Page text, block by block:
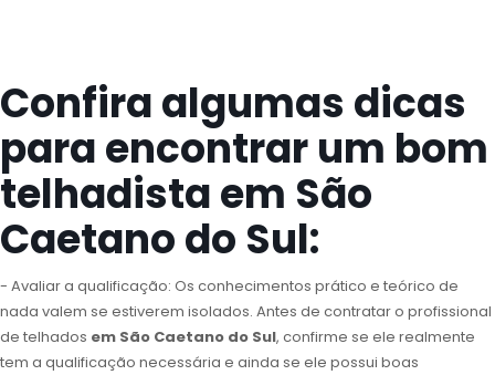
Confira algumas dicas
para encontrar um bom
telhadista em São
Caetano do Sul:
- Avaliar a qualificação: Os conhecimentos prático e teórico de
nada valem se estiverem isolados. Antes de contratar o profissional
de telhados em São Caetano do Sul, confirme se ele realmente
tem a qualificação necessária e ainda se ele possui boas